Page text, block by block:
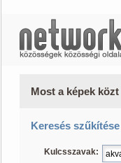
Most a képek
Keresés szűkítése
Kulcsszavak: